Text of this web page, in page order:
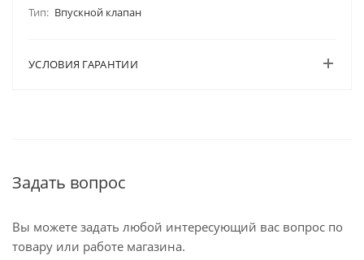
Тип: Впускной клапан
УСЛОВИЯ ГАРАНТИИ
Задать вопрос
Вы можете задать любой интересующий вас вопрос по
товару или работе магазина.